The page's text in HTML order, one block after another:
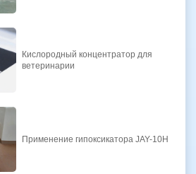
Кислородный концентратор для
ветеринарии
Применение гипоксикатора JAY-10H